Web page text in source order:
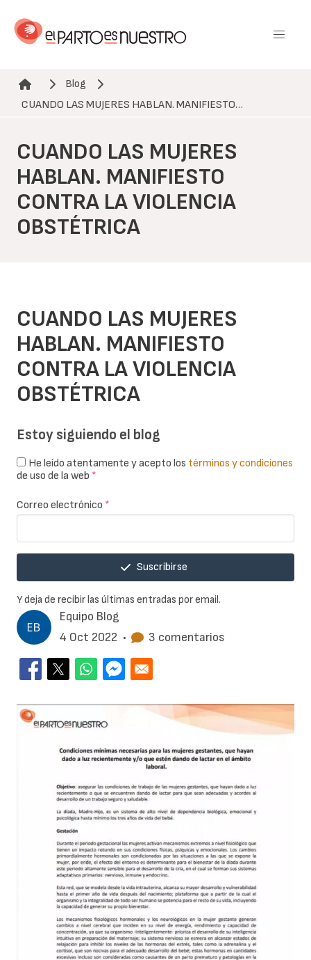
contenido
Ruta de navegación
Blog
CUANDO LAS MUJERES HABLAN. MANIFIESTO…
CUANDO LAS MUJERES
HABLAN. MANIFIESTO
CONTRA LA VIOLENCIA
OBSTÉTRICA
Equipo Blog
4 Oct 2022 • 3 comentarios
CUANDO LAS MUJERES
HABLAN. MANIFIESTO
CONTRA LA VIOLENCIA
OBSTÉTRICA
Estoy siguiendo el blog
He leído atentamente y acepto los términos y condiciones
de uso de la web *
Correo electrónico *
Suscribirse
Y deja de recibir las últimas entradas por email.